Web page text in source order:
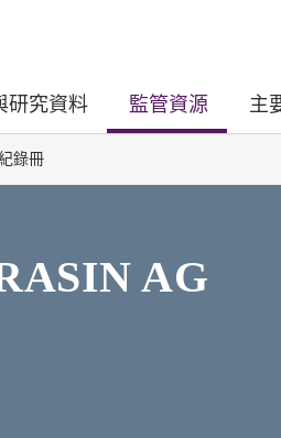
研究資料 監管資源 主
錄冊
AG